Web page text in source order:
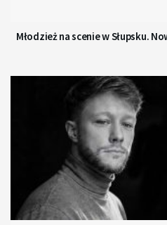
Młodzież na scenie w Słupsku.